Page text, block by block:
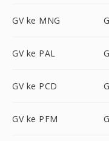
GV ke MNG
GV ke PAL
GV ke PCD
GV ke PFM